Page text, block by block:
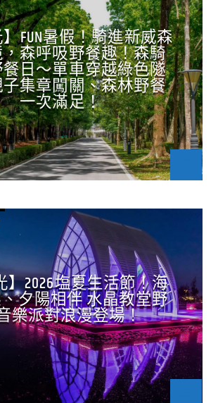
FUN暑假！騎進新威森
森呼吸野餐趣！森騎
日～單車穿越綠色隧
集章闖關、森林野餐
一次滿足！
】2026塩夏生活節！海
夕陽相伴 水晶教堂野
樂派對浪漫登場！